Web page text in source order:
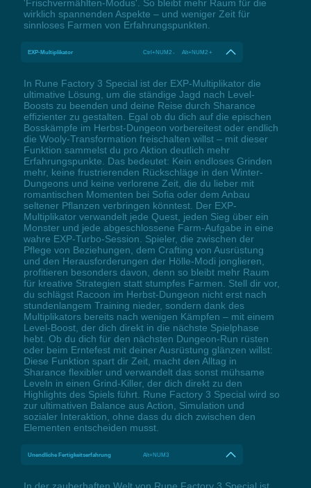
'Frischvermählten-Modus'. So bleibt mehr Raum für die
wirklich spannenden Aspekte – und weniger Zeit für
sinnloses Farmen von Erfahrungspunkten.
EXP-Multiplikator Ctrl+NUM2 - Alt+NUM2 +
In Rune Factory 3 Special ist der EXP-Multiplikator die
ultimative Lösung, um die ständige Jagd nach Level-
Boosts zu beenden und deine Reise durch Sharance
effizienter zu gestalten. Egal ob du dich auf die epischen
Bosskämpfe im Herbst-Dungeon vorbereitest oder endlich
die Wooly-Transformation freischalten willst – mit dieser
Funktion sammelst du pro Aktion deutlich mehr
Erfahrungspunkte. Das bedeutet: Kein endloses Grinden
mehr, keine frustrierenden Rückschläge in den Winter-
Dungeons und keine verlorene Zeit, die du lieber mit
romantischen Momenten bei Sofia oder dem Anbau
seltener Pflanzen verbringen könntest. Der EXP-
Multiplikator verwandelt jede Quest, jeden Sieg über ein
Monster und jede abgeschlossene Farm-Aufgabe in eine
wahre EXP-Turbo-Session. Spieler, die zwischen der
Pflege von Beziehungen, dem Crafting von Ausrüstung
und den Herausforderungen der Hölle-Modi jonglieren,
profitieren besonders davon, denn so bleibt mehr Raum
für kreative Strategien statt stumpfes Farmen. Stell dir vor,
du schlägst Racoon im Herbst-Dungeon nicht erst nach
stundenlangem Training nieder, sondern dank des
Multiplikators bereits nach wenigen Kämpfen – mit einem
Level-Boost, der dich direkt in die nächste Spielphase
hebt. Ob du dich für den nächsten Dungeon-Run rüsten
oder beim Erntefest mit deiner Ausrüstung glänzen willst:
Diese Funktion spart dir Zeit, macht den Alltag in
Sharance flexibler und verwandelt das sonst mühsame
Leveln in einen Grind-Killer, der dich direkt zu den
Highlights des Spiels führt. Rune Factory 3 Special wird so
zur ultimativen Balance aus Action, Simulation und
sozialer Interaktion, ohne dass du dich zwischen den
Elementen entscheiden musst.
Unendliche Fertigkeitserfahrung Alt+NUM3